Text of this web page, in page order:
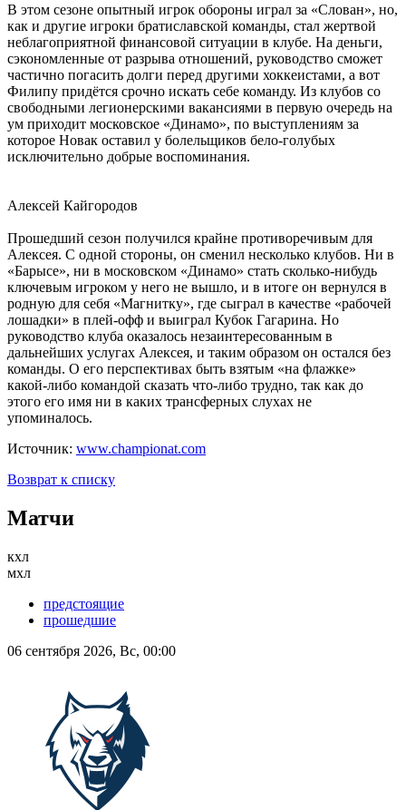
В этом сезоне опытный игрок обороны играл за «Слован», но,
как и другие игроки братиславской команды, стал жертвой
неблагоприятной финансовой ситуации в клубе. На деньги,
сэкономленные от разрыва отношений, руководство сможет
частично погасить долги перед другими хоккеистами, а вот
Филипу придётся срочно искать себе команду. Из клубов со
свободными легионерскими вакансиями в первую очередь на
ум приходит московское «Динамо», по выступлениям за
которое Новак оставил у болельщиков бело-голубых
исключительно добрые воспоминания.
Алексей Кайгородов
Прошедший сезон получился крайне противоречивым для
Алексея. С одной стороны, он сменил несколько клубов. Ни в
«Барысе», ни в московском «Динамо» стать сколько-нибудь
ключевым игроком у него не вышло, и в итоге он вернулся в
родную для себя «Магнитку», где сыграл в качестве «рабочей
лошадки» в плей-офф и выиграл Кубок Гагарина. Но
руководство клуба оказалось незаинтересованным в
дальнейших услугах Алексея, и таким образом он остался без
команды. О его перспективах быть взятым «на флажке»
какой-либо командой сказать что-либо трудно, так как до
этого его имя ни в каких трансферных слухах не
упоминалось.
Источник: www.championat.com
Возврат к списку
Матчи
кхл
мхл
предстоящие
прошедшие
06 сентября 2026, Вс, 00:00